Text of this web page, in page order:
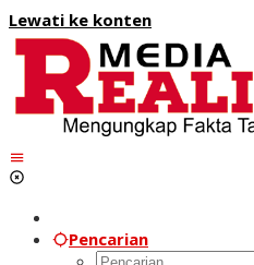
Lewati ke konten
Pencarian